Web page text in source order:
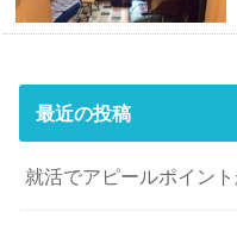
最近の投稿
就活でアピールポイン